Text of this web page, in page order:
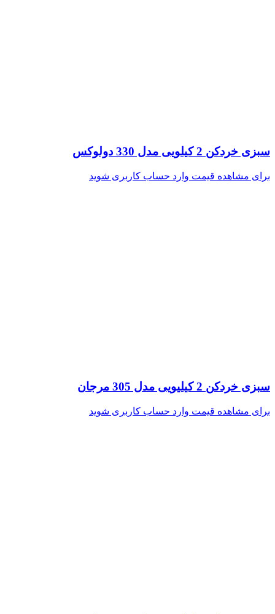
سبزی خردکن 2 کیلویی مدل 330 دولوکس
برای مشاهده قیمت وارد حساب کاربری شوید
سبزی خردکن 2 کیلیویی مدل 305 مرجان
برای مشاهده قیمت وارد حساب کاربری شوید